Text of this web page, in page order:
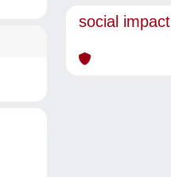
social impact